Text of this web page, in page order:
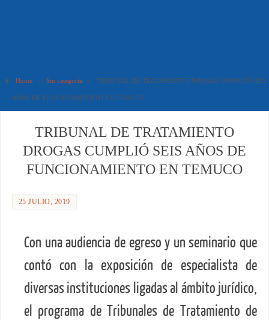
Home » Sin categoría » TRIBUNAL DE TRATAMIENTO DROGAS CUMPLIÓ SEIS
AÑOS DE FUNCIONAMIENTO EN TEMUCO
TRIBUNAL DE TRATAMIENTO
DROGAS CUMPLIÓ SEIS AÑOS DE
FUNCIONAMIENTO EN TEMUCO
25 JULIO, 2019
Con una audiencia de egreso y un seminario que
contó con la exposición de especialista de
diversas instituciones ligadas al ámbito jurídico,
el programa de Tribunales de Tratamiento de